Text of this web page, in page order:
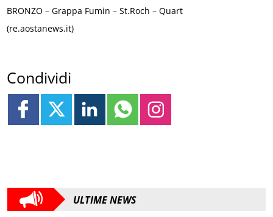
BRONZO – Grappa Fumin – St.Roch – Quart
(re.aostanews.it)
Condividi
ULTIME NEWS